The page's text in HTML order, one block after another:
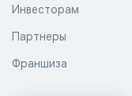
Инвесторам
Партнеры
Франшиза